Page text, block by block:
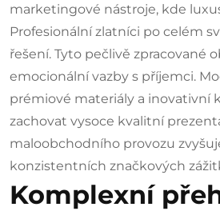
marketingové nástroje, kde
Profesionální zlatníci po celém
řešení. Tyto pečlivě zpracované
emocionální vazby s příjemci.
prémiové materiály a inovativní
zachovat vysoce kvalitní
maloobchodního provozu
konzistentních značkových
Komplexní